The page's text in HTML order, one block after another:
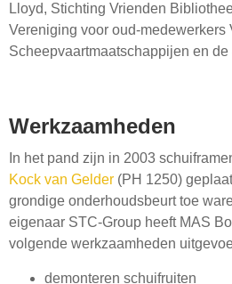
Lloyd, Stichting Vrienden
Vereniging voor oud-
Scheepvaartmaatschappijen en
Werkzaamheden
In het pand zijn in 2003
Kock van Gelder (PH 1250)
grondige onderhoudsbeurt toe
eigenaar STC-Group heeft MAS
volgende werkzaamheden
demonteren schuifruiten